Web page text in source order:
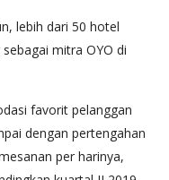
lebih dari 50 hotel
mitra OYO di
favorit pelanggan
dengan pertengahan
per harinya,